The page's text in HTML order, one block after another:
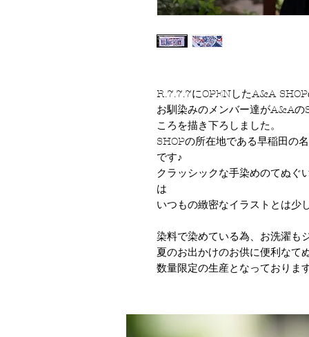
R.7.7.7にOPENしたA&A
お馴染みのメンバー達がA&Aの
ころを描き下ろしました。
SHOPの所在地である早稲田の
です♪
クラッシックな手染めのてぬぐ
は
いつもの緻密なイラストとは少
染料で染めている為、お洗濯も
夏のお出かけのお供に便利なて
数量限定の生産となっておりま